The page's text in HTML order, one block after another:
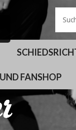
FANSHOP